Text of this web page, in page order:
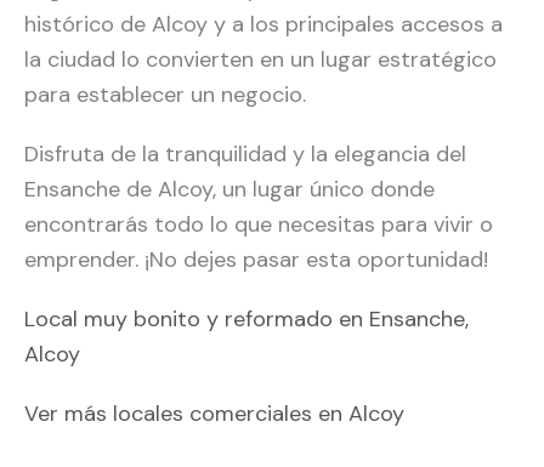
histórico de Alcoy y a los principales accesos a
la ciudad lo convierten en un lugar estratégico
para establecer un negocio.
Disfruta de la tranquilidad y la elegancia del
Ensanche de Alcoy, un lugar único donde
encontrarás todo lo que necesitas para vivir o
emprender. ¡No dejes pasar esta oportunidad!
Local muy bonito y reformado en Ensanche,
Alcoy
Ver más locales comerciales en Alcoy